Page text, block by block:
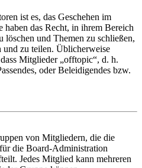
ist es, das Geschehen im
haben das Recht, in ihrem Bereich
löschen und Themen zu schließen,
und zu teilen. Üblicherweise
Mitglieder „offtopic“, d. h.
oder Beleidigendes bzw.
von Mitgliedern, die die
die Board-Administration
Jedes Mitglied kann mehreren